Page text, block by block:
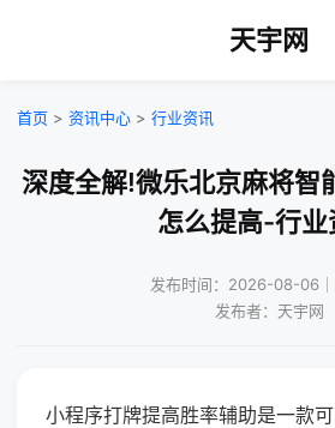
天宇网
首页 > 资讯中心 > 行业资讯
深度全解!微乐北京麻将智
怎么提高-行业
发布时间：2026-08-06｜
发布者：天宇网
小程序打牌提高胜率辅助是一款